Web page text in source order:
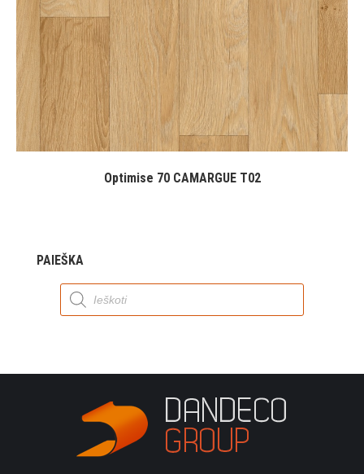
Optimise 70 CAMARGUE T02
PAIEŠKA
Products
search